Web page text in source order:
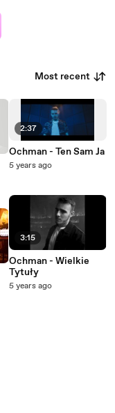
Most recent
2:37
Ochman - Ten Sam Ja
5 years ago
3:15
Ochman - Wielkie
Tytuły
5 years ago